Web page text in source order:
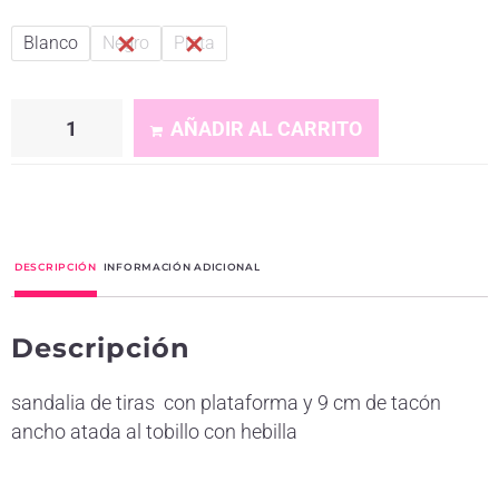
Blanco Negro Plata
AÑADIR AL CARRITO
e
n
t
DESCRIPCIÓN INFORMACIÓN ADICIONAL
Descripción
sandalia de tiras con plataforma y 9 cm de tacón
ancho atada al tobillo con hebilla